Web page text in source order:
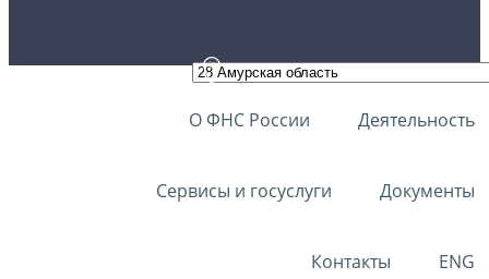
О ФНС России Деятельность
Сервисы и госуслуги Документы
Контакты ENG